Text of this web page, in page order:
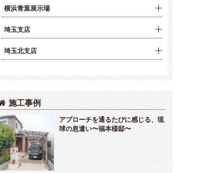
横浜青葉展示場
埼玉支店
埼玉北支店
施工事例
アプローチを通るたびに感じる、琉
球の息遣い〜福本様邸〜